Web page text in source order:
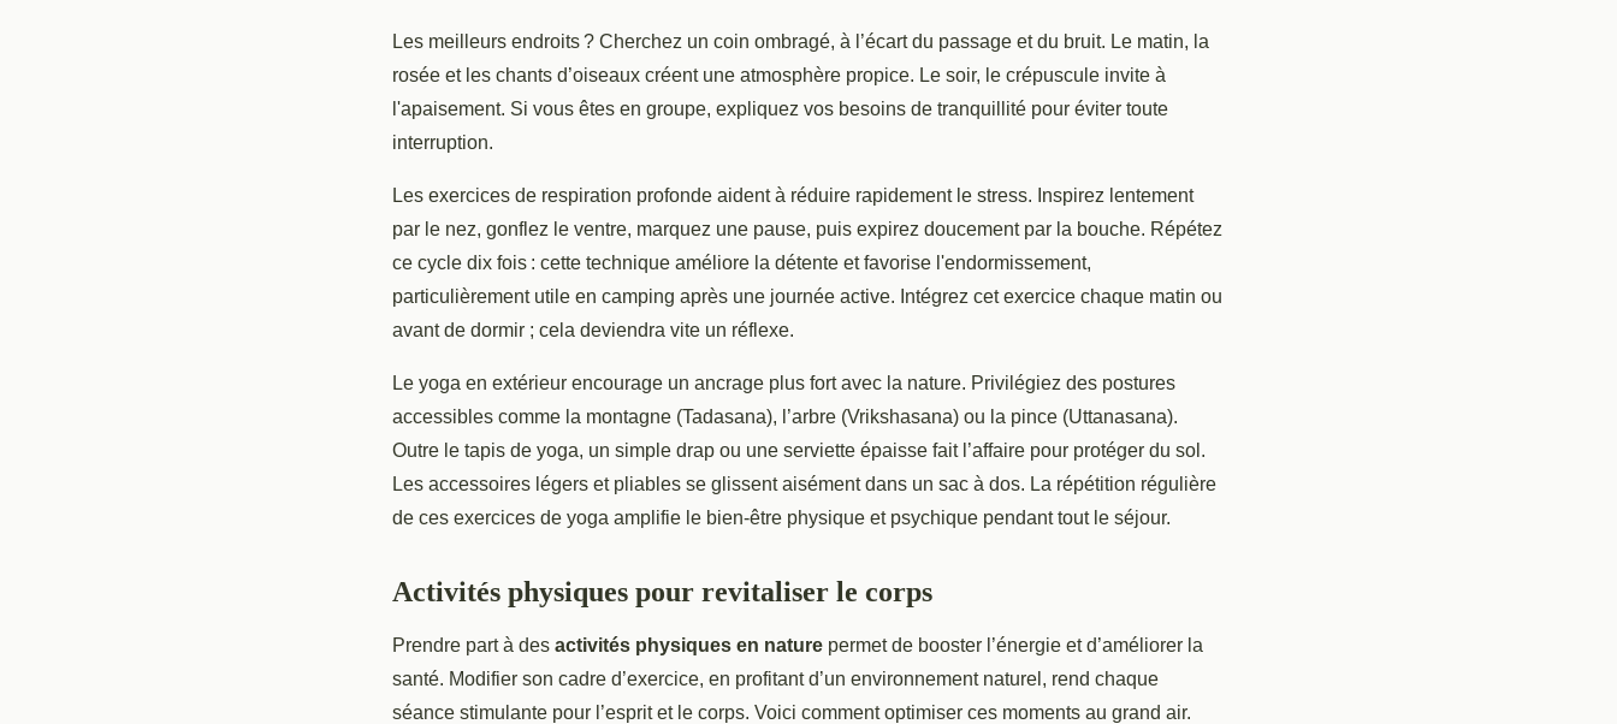
Les meilleurs endroits ? Cherchez un coin ombragé, à l’écart du passage et du bruit. Le matin, la
rosée et les chants d’oiseaux créent une atmosphère propice. Le soir, le crépuscule invite à
l'apaisement. Si vous êtes en groupe, expliquez vos besoins de tranquillité pour éviter toute
interruption.
Les exercices de respiration profonde aident à réduire rapidement le stress. Inspirez lentement
par le nez, gonflez le ventre, marquez une pause, puis expirez doucement par la bouche. Répétez
ce cycle dix fois : cette technique améliore la détente et favorise l'endormissement,
particulièrement utile en camping après une journée active. Intégrez cet exercice chaque matin ou
avant de dormir ; cela deviendra vite un réflexe.
Le yoga en extérieur encourage un ancrage plus fort avec la nature. Privilégiez des postures
accessibles comme la montagne (Tadasana), l’arbre (Vrikshasana) ou la pince (Uttanasana).
Outre le tapis de yoga, un simple drap ou une serviette épaisse fait l’affaire pour protéger du sol.
Les accessoires légers et pliables se glissent aisément dans un sac à dos. La répétition régulière
de ces exercices de yoga amplifie le bien-être physique et psychique pendant tout le séjour.
Activités physiques pour revitaliser le corps
Prendre part à des activités physiques en nature permet de booster l’énergie et d’améliorer la
santé. Modifier son cadre d’exercice, en profitant d’un environnement naturel, rend chaque
séance stimulante pour l’esprit et le corps. Voici comment optimiser ces moments au grand air.